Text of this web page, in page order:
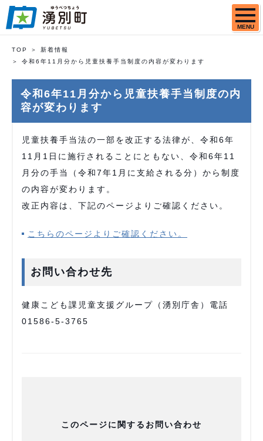
MENU
TOP
新着情報
令和6年11月分から児童扶養手当制度の内容が変わります
令和6年11月分から児童扶養手当制度の内
容が変わります
児童扶養手当法の一部を改正する法律が、令和6年
11月1日に施行されることにともない、令和6年11
月分の手当（令和7年1月に支給される分）から制度
の内容が変わります。
改正内容は、下記のページよりご確認ください。
こちらのページよりご確認ください。
お問い合わせ先
健康こども課児童支援グループ（湧別庁舎）電話
01586-5-3765
このページに関するお問い合わせ